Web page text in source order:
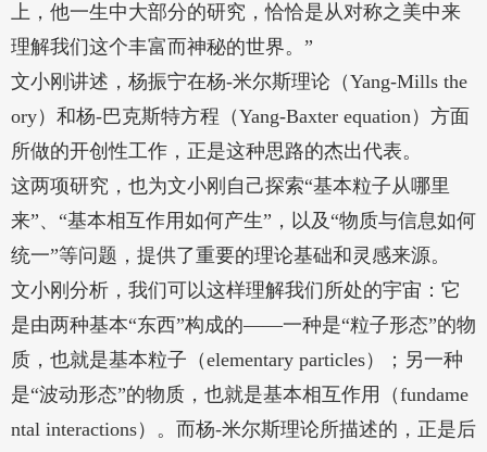
上，他一生中大部分的研究，恰恰是从对称之美中来
理解我们这个丰富而神秘的世界。”
文小刚讲述，杨振宁在杨-米尔斯理论（Yang-Mills the
ory）和杨-巴克斯特方程（Yang-Baxter equation）方面
所做的开创性工作，正是这种思路的杰出代表。
这两项研究，也为文小刚自己探索“基本粒子从哪里
来”、“基本相互作用如何产生”，以及“物质与信息如何
统一”等问题，提供了重要的理论基础和灵感来源。
文小刚分析，我们可以这样理解我们所处的宇宙：它
是由两种基本“东西”构成的——一种是“粒子形态”的物
质，也就是基本粒子（elementary particles）；另一种
是“波动形态”的物质，也就是基本相互作用（fundame
ntal interactions）。而杨-米尔斯理论所描述的，正是后